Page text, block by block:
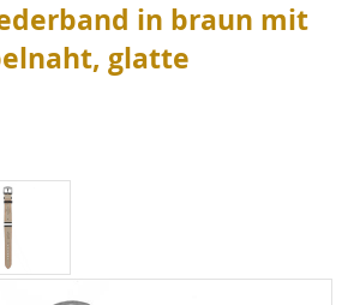
in braun mit
glatte